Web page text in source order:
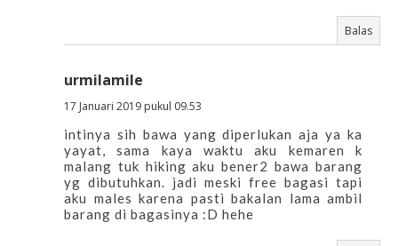
Balas
urmilamile
17 Januari 2019 pukul 09.53
intinya sih bawa yang diperlukan aja ya ka
yayat, sama kaya waktu aku kemaren k
malang tuk hiking aku bener2 bawa barang
yg dibutuhkan. jadi meski free bagasi tapi
aku males karena pasti bakalan lama ambil
barang di bagasinya :D hehe